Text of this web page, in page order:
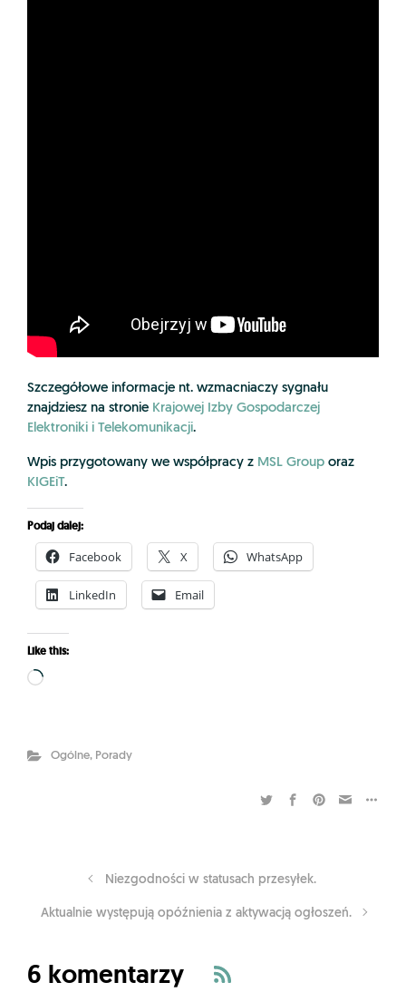
Szczegółowe informacje nt. wzmacniaczy sygnału
znajdziesz na stronie Krajowej Izby Gospodarczej
Elektroniki i Telekomunikacji.
Wpis przygotowany we współpracy z MSL Group oraz
KIGEiT.
Podaj dalej:
Facebook X WhatsApp
LinkedIn Email
Like this:
Loading…
Ogólne, Porady
Niezgodności w statusach przesyłek.
Aktualnie występują opóźnienia z aktywacją ogłoszeń.
6 komentarzy